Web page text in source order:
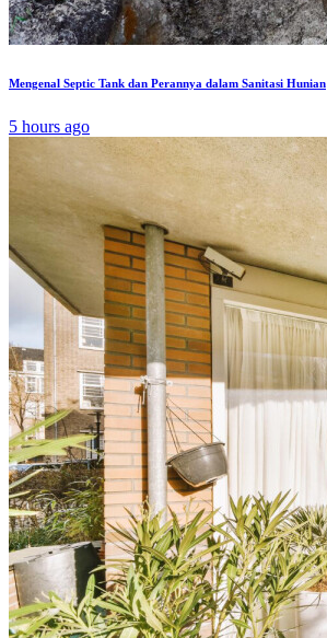
Mengenal Septic Tank dan Perannya dalam Sanitasi Hunian
5 hours ago